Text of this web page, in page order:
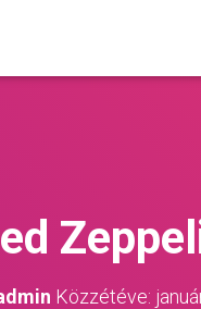
Közzétéve: